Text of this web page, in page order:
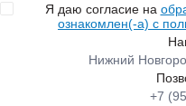
Я даю согласие на
ознакомлен(-а) с
Нижний
+7